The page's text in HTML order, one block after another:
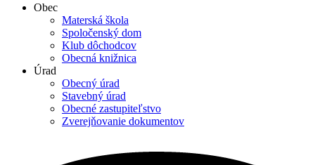
Obec
Materská škola
Spoločenský dom
Klub dôchodcov
Obecná knižnica
Úrad
Obecný úrad
Stavebný úrad
Obecné zastupiteľstvo
Zverejňovanie dokumentov